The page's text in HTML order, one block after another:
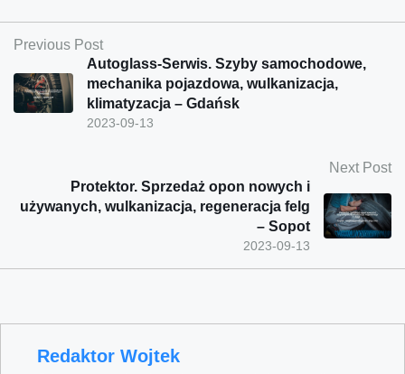
Previous Post
2023-09-13
Autoglass-Serwis. Szyby samochodowe,
mechanika pojazdowa, wulkanizacja,
klimatyzacja – Gdańsk
Next Post
2023-09-13
Protektor. Sprzedaż opon nowych i
używanych, wulkanizacja, regeneracja felg
– Sopot
Redaktor Wojtek